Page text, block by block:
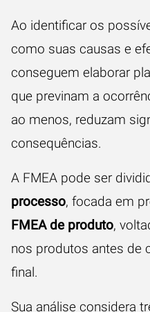
Ao identificar os
como suas causas e
conseguem elaborar
que previnam a
ao menos, reduzam
consequências.
A FMEA pode ser
processo, focada em
FMEA de produto,
nos produtos antes de
final.
Sua análise considera